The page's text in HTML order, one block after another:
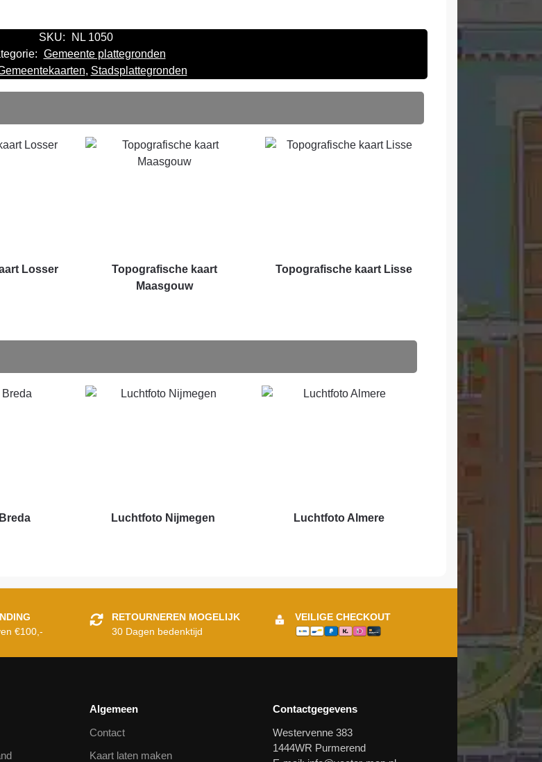
SKU:
NL 1050
Gemeente plattegronden
, Stadsplattegronden
Losser
Topografische kaart
Maasgouw
Topografische kaart Lisse
Luchtfoto Nijmegen Luchtfoto Almere
€100,-
RETOURNEREN MOGELIJK
30 Dagen bedenktijd
VEILIGE CHECKOUT
Algemeen
Contact
Kaart laten maken
Contactgegevens
Westervenne 383
1444WR Purmerend